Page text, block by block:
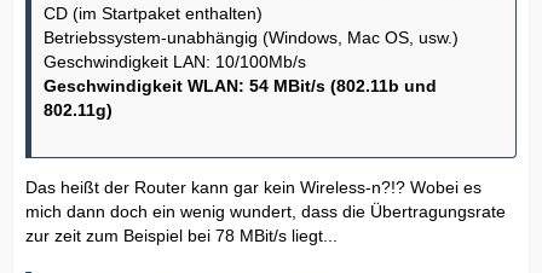
CD (im Startpaket enthalten)
Betriebssystem-unabhängig (Windows, Mac OS, usw.)
Geschwindigkeit LAN: 10/100Mb/s
Geschwindigkeit WLAN: 54 MBit/s (802.11b und
802.11g)
Das heißt der Router kann gar kein Wireless-n?!? Wobei es
mich dann doch ein wenig wundert, dass die Übertragungsrate
zur zeit zum Beispiel bei 78 MBit/s liegt...